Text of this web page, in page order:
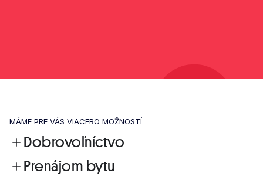
MÁME PRE VÁS VIACERO MOŽNOSTÍ
Dobrovoľníctvo
Prenájom bytu